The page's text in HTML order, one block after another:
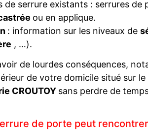
serrure existants : serrures de
ou en applique.
: information sur les niveaux de
, …).
de lourdes conséquences,
de votre domicile situé sur
CROUTOY sans perdre de
de porte peut rencontrer